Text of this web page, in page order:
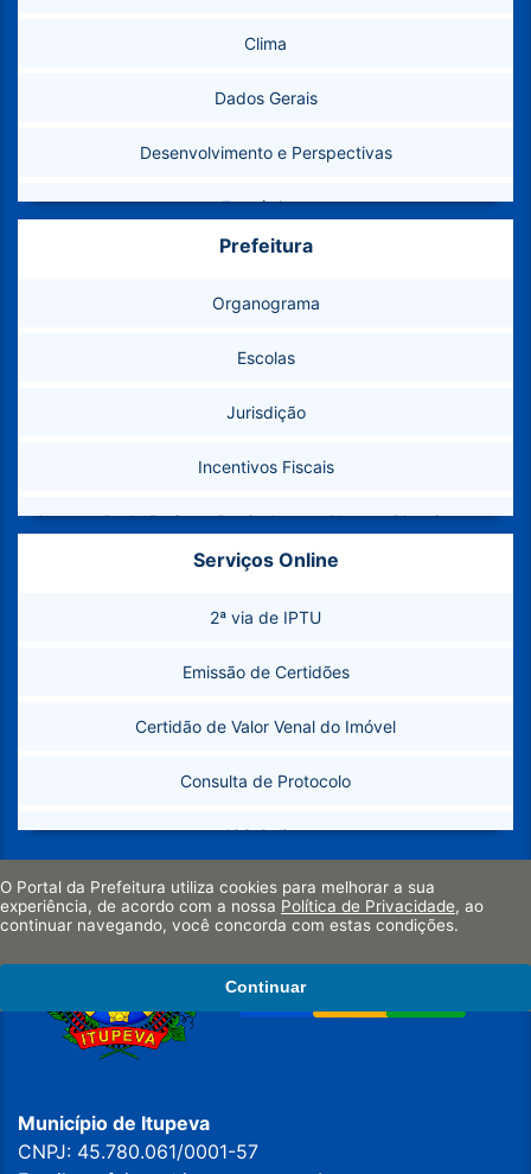
Clima
Dados Gerais
Desenvolvimento e Perspectivas
Estatísticas
Como Chegar
Marcos Geodésicos
Telefones Úteis
Conselhos Municipais
Banco de Imagens
Prefeitura
Organograma
Escolas
Jurisdição
Incentivos Fiscais
Aprovação de Projetos Particulares – Obras e Planejamento
Sanitário (PMAE)
Secretarias
Legislação
Serviços Online
2ª via de IPTU
Emissão de Certidões
Certidão de Valor Venal do Imóvel
Consulta de Protocolo
ISS Online
Instalação de Empresas
Requerimentos
Ouvidoria 156 - eOuve
Município de Itupeva
CNPJ: 45.780.061/0001-57
O Portal da Prefeitura utiliza cookies para melhorar a sua
experiência, de acordo com a nossa Política de Privacidade, ao
continuar navegando, você concorda com estas condições.
Continuar